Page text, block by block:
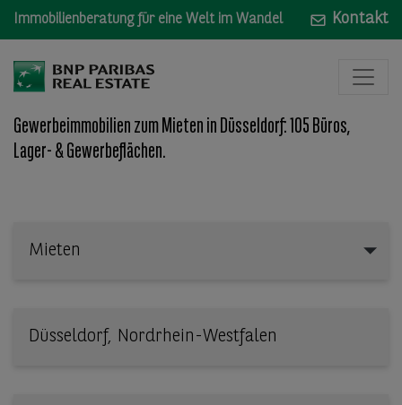
Immobilienberatung für eine Welt im Wandel Kontakt
Gewerbeimmobilien zum Mieten in Düsseldorf: 105 Büros,
Lager- & Gewerbeflächen.
Mieten